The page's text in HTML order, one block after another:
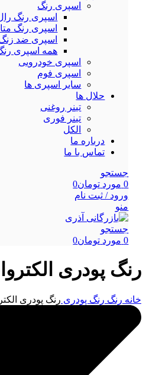
اسپری رنگ
اسپری رنگ
اسپری رنگ
اسپری ضد
همه اسپری
اسپری خودرویی
اسپری فوم
سایر اسپری ها
حلال ها
تینر روغنی
تینر فوری
الکل
درباره ما
تماس با ما
جستجو
0 مورد تومان0
ورود / ثبت نام
منو
جستجو
0 مورد تومان0
رنگ پودری
خانه رنگ رنگ پودری رنگ پودری